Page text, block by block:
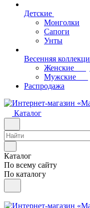
Детские
Монголки
Сапоги
Унты
Весенняя
Женские
Мужские
Распродажа
Каталог
Каталог
По всему сайту
По каталогу